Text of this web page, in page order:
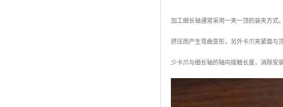
加工细长轴通常采用一夹一顶的装夹方式
挤压而产生弯曲变形，另外卡爪夹紧面与
少卡爪与细长轴的轴向接触长度，消除安